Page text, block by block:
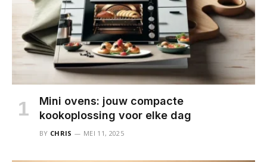
Mini ovens: jouw compacte
kookoplossing voor elke dag
BY CHRIS MEI 11, 2025